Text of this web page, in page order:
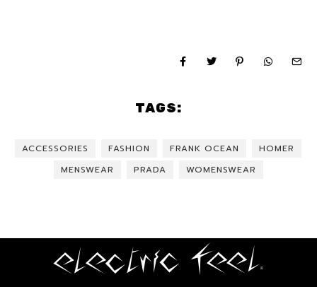
TAGS:
ACCESSORIES FASHION FRANK OCEAN
HOMER
MENSWEAR
PRADA WOMENSWEAR